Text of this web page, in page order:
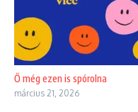
Ő még ezen is spórolna
március 21, 2026